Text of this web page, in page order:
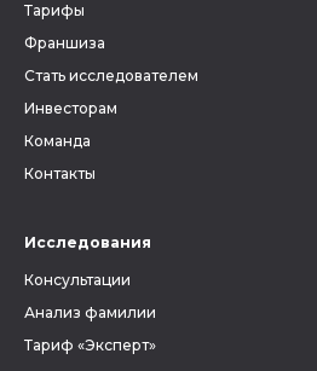
Тарифы
Франшиза
Стать исследователем
Инвесторам
Команда
Контакты
Исследования
Консультации
Анализ фамилии
Тариф «Эксперт»